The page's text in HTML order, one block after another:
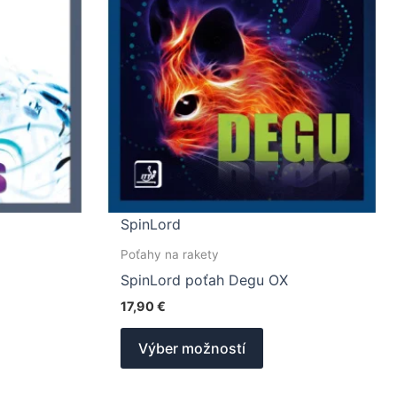
SpinLord
Poťahy na rakety
SpinLord poťah Degu OX
17,90€
Výber možností
Tento